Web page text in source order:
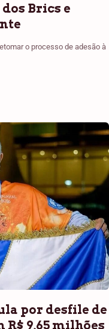
Brics e
o processo de adesão à
por desfile de
9,65 milhões